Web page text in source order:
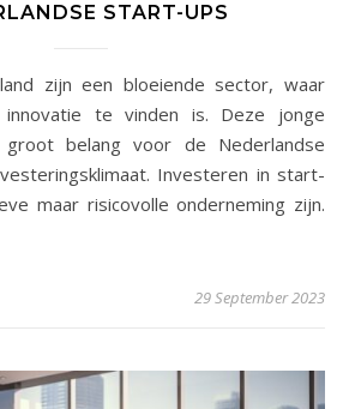
START-UPS
te vinden is. Deze jonge
belang voor de Nederlandse
Investeren in start-
maar risicovolle onderneming zijn.
29 September 2023